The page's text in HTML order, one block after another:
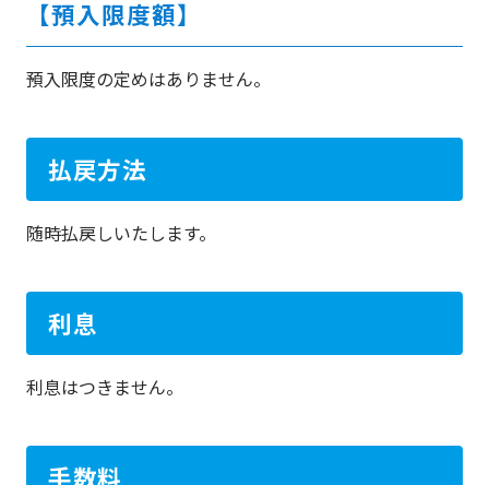
【預入限度額】
預入限度の定めはありません。
払戻方法
随時払戻しいたします。
利息
利息はつきません。
手数料